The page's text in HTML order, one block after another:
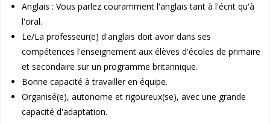
Anglais : Vous parlez couramment l'anglais tant à l'écrit qu'à
l'oral.
Le/La professeur(e) d'anglais doit avoir dans ses
compétences l'enseignement aux élèves d'écoles de primaire
et secondaire sur un programme britannique.
Bonne capacité à travailler en équipe.
Organisé(e), autonome et rigoureux(se), avec une grande
capacité d'adaptation.